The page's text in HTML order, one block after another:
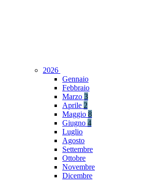
2026
Gennaio
Febbraio
Marzo 3
Aprile 2
Maggio 8
Giugno 4
Luglio
Agosto
Settembre
Ottobre
Novembre
Dicembre